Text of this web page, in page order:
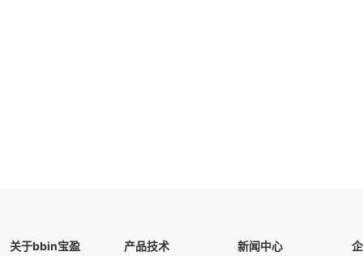
关于bbin宝盈 产品技术 新闻中心